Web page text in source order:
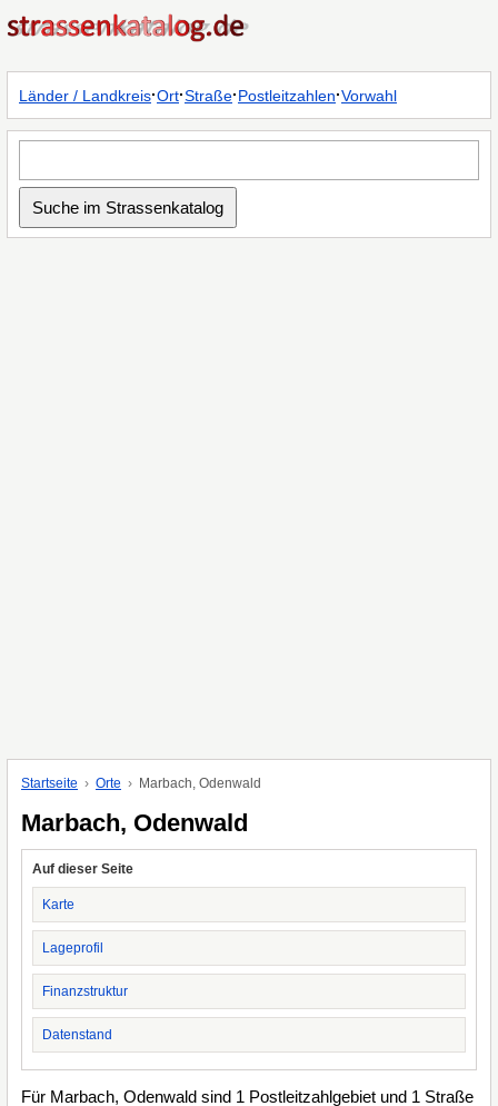
Länder / Landkreis·Ort·Straße·Postleitzahlen·Vorwahl
Startseite Orte Marbach, Odenwald
Marbach, Odenwald
Auf dieser Seite
Karte
Lageprofil
Finanzstruktur
Datenstand
Für Marbach, Odenwald sind 1 Postleitzahlgebiet und 1 Straße